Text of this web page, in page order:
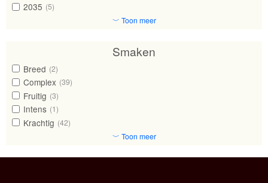
2035 (5)
﹀ Toon meer
Smaken
Breed (2)
Complex (39)
Fruitig (3)
Intens (1)
Krachtig (42)
﹀ Toon meer